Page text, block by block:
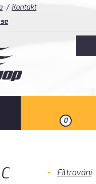
Kontakt
0
Filtrování